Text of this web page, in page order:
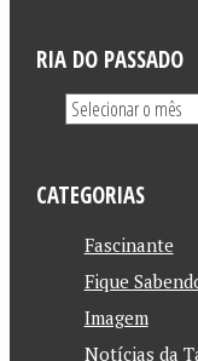
RIA DO PASSADO
CATEGORIAS
Fascinante
Fique
Imagem
Notícias da